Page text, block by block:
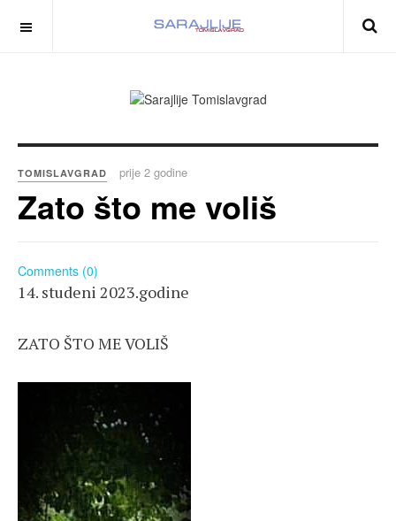
TOMISLAVGRAD prije 2 godine
Zato što me voliš
Comments (0)
14. studeni 2023.godine
ZATO ŠTO ME VOLIŠ